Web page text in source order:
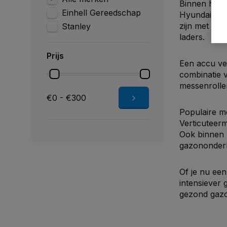
Einhell Gereedschap
Stanley
Prijs
€0 - €300
Binnen het
Hyundai
zijn met
laders.
Een accu
combinatie
Populaire
Ook binnen
Of je nu
intensiever
gezond